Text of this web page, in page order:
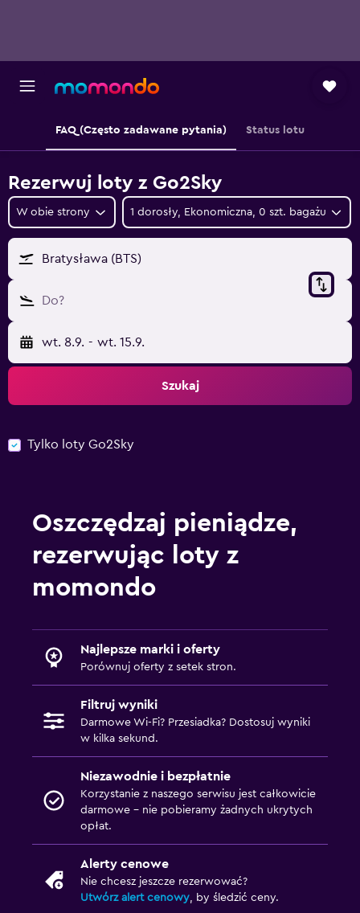
FAQ (Często zadawane pytania) Status lotu
Rezerwuj loty z Go2Sky
W obie strony 1 dorosły, Ekonomiczna, 0 szt. bagażu
Bratysława (BTS)
Do?
wt. 8.9. - wt. 15.9.
Szukaj
Tylko loty Go2Sky
Oszczędzaj pieniądze,
rezerwując loty z
momondo
Najlepsze marki i oferty
Porównuj oferty z setek stron.
Filtruj wyniki
Darmowe Wi-Fi? Przesiadka? Dostosuj wyniki
w kilka sekund.
Niezawodnie i bezpłatnie
Korzystanie z naszego serwisu jest całkowicie
darmowe – nie pobieramy żadnych ukrytych
opłat.
Alerty cenowe
Nie chcesz jeszcze rezerwować?
Utwórz alert cenowy , by śledzić ceny.